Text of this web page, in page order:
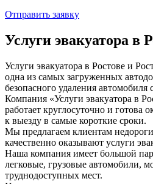
Отправить заявку
Услуги эвакуатора
Услуги эвакуатора в Ростове и
одна из самых загруженных
безопасного удаления автомобиля
Компания «Услуги эвакуатора в
работает круглосуточно и
к выезду в самые короткие сроки.
Мы предлагаем клиентам
качественно оказывают услуги
Наша компания имеет большой
легковые, грузовые автомобили,
труднодоступных мест.